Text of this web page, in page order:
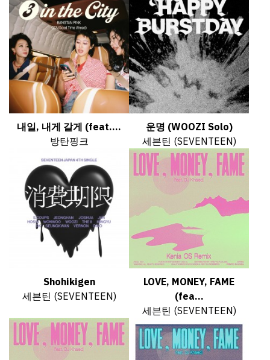
내일, 내게 갈게 (feat....
방탄핑크
운명 (WOOZI Solo)
세븐틴 (SEVENTEEN)
Shohikigen
세븐틴 (SEVENTEEN)
LOVE, MONEY, FAME
(fea...
세븐틴 (SEVENTEEN)